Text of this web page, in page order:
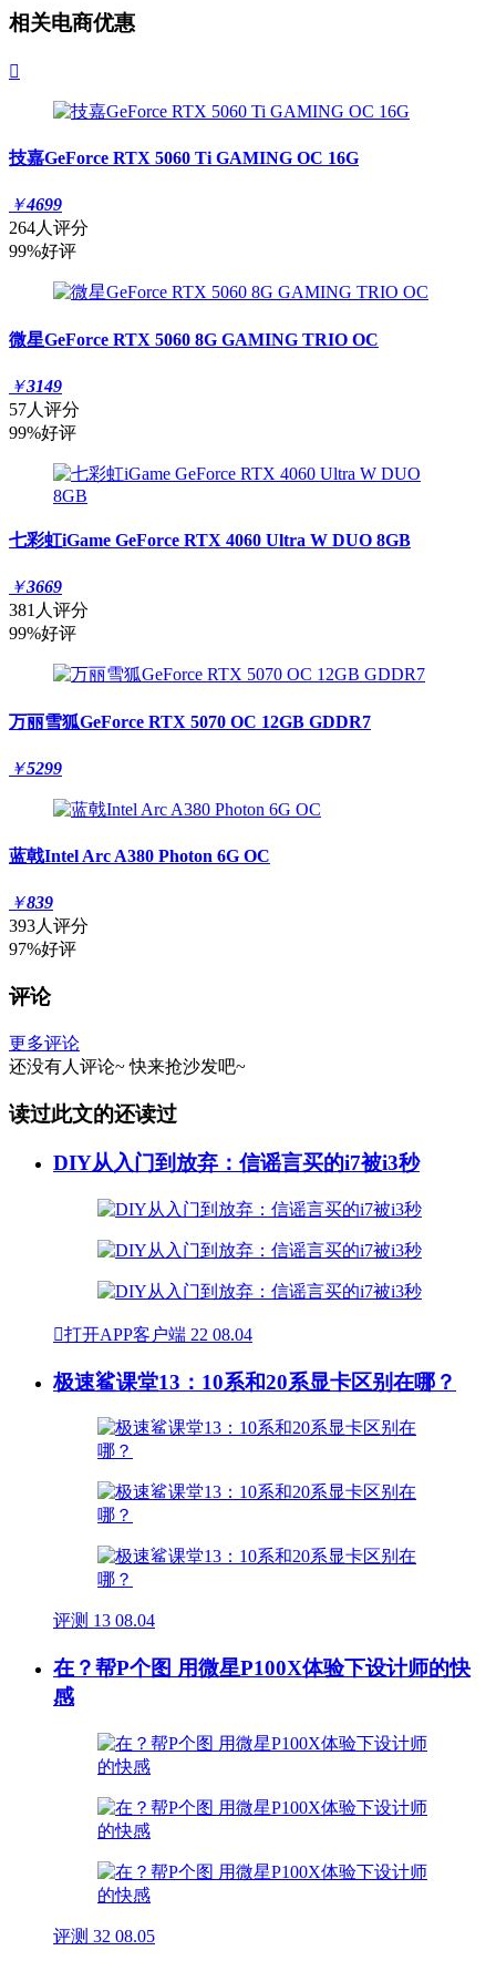
相关电商优惠

技嘉GeForce RTX 5060 Ti GAMING OC 16G
￥4699
264人评分
99%好评
微星GeForce RTX 5060 8G GAMING TRIO OC
￥3149
57人评分
99%好评
七彩虹iGame GeForce RTX 4060 Ultra W DUO 8GB
￥3669
381人评分
99%好评
万丽雪狐GeForce RTX 5070 OC 12GB GDDR7
￥5299
蓝戟Intel Arc A380 Photon 6G OC
￥839
393人评分
97%好评
评论
更多评论
还没有人评论~ 快来抢沙发吧~
读过此文的还读过
DIY从入门到放弃：信谣言买的i7被i3秒
打开APP客户端 22 08.04
极速鲨课堂13：10系和20系显卡区别在哪？
评测 13 08.04
在？帮P个图 用微星P100X体验下设计师的快
感
评测 32 08.05